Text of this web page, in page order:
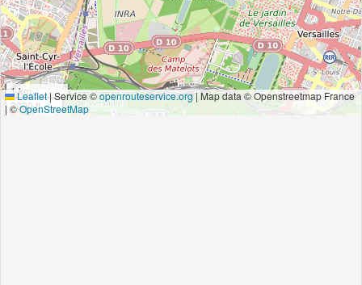
1 km
3000 ft
Leaflet|Service ©openrouteservice.org | Map data © Openstreetmap France
| ©OpenStreetMap